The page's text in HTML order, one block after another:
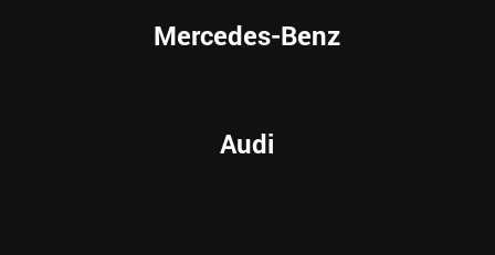
Mercedes-Benz
Audi